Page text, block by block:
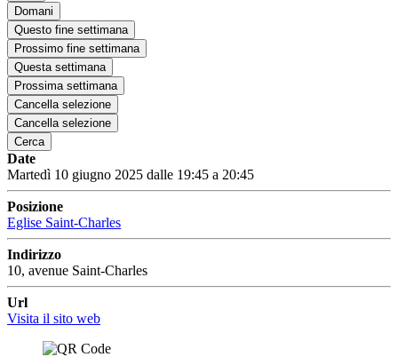
Domani
Questo fine settimana
Prossimo fine settimana
Questa settimana
Prossima settimana
Cancella selezione
Cancella selezione
Cerca
Date
Martedì 10 giugno 2025 dalle 19:45 a 20:45
Posizione
Eglise Saint-Charles
Indirizzo
10, avenue Saint-Charles
Url
Visita il sito web